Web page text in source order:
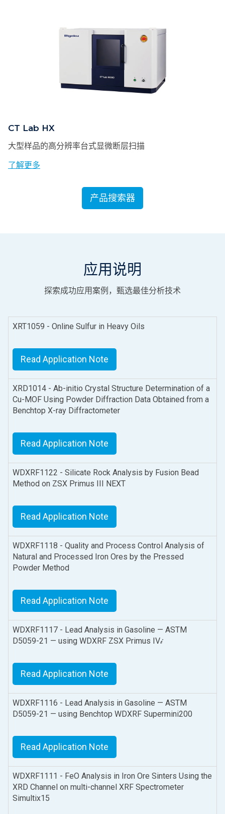
CT Lab HX
大型样品的高分辨率台式显微断层扫描
了解更多
产品搜索器
应用说明
探索成功应用案例，甄选最佳分析技术
XRT1059 - Online Sulfur in Heavy Oils
Read Application Note
XRD1014 - Ab-initio Crystal Structure Determination of a
Cu-MOF Using Powder Diffraction Data Obtained from a
Benchtop X-ray Diffractometer
Read Application Note
WDXRF1122 - Silicate Rock Analysis by Fusion Bead
Method on ZSX Primus III NEXT
Read Application Note
WDXRF1118 - Quality and Process Control Analysis of
Natural and Processed Iron Ores by the Pressed
Powder Method
Read Application Note
WDXRF1117 - Lead Analysis in Gasoline — ASTM
D5059-21 — using WDXRF ZSX Primus IV𝒾
Read Application Note
WDXRF1116 - Lead Analysis in Gasoline — ASTM
D5059-21 — using Benchtop WDXRF Supermini200
Read Application Note
WDXRF1111 - FeO Analysis in Iron Ore Sinters Using the
XRD Channel on multi-channel XRF Spectrometer
Simultix15